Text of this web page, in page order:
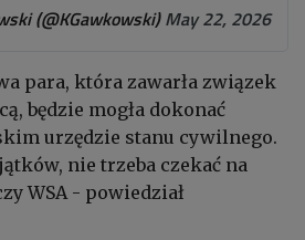
(@KGawkowski)May 22, 2026
para, która zawarła związek
będzie mogła dokonać
urzędzie stanu cywilnego.
nie trzeba czekać na
WSA - powiedział